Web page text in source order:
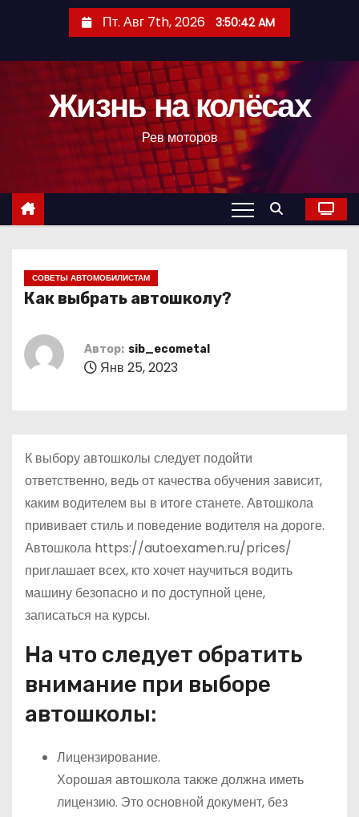
с
Пт. Авг 7th, 2026 3:50:42 AM
Жизнь на колёсах
Рев моторов
СОВЕТЫ АВТОМОБИЛИСТАМ
Как выбрать автошколу?
Автор: sib_ecometal
Янв 25, 2023
К выбору автошколы следует подойти
ответственно, ведь от качества обучения зависит,
каким водителем вы в итоге станете. Автошкола
прививает стиль и поведение водителя на дороге.
Автошкола https://autoexamen.ru/prices/
приглашает всех, кто хочет научиться водить
машину безопасно и по доступной цене,
записаться на курсы.
На что следует обратить
внимание при выборе
автошколы:
Лицензирование.
Хорошая автошкола также должна иметь
лицензию. Это основной документ, без